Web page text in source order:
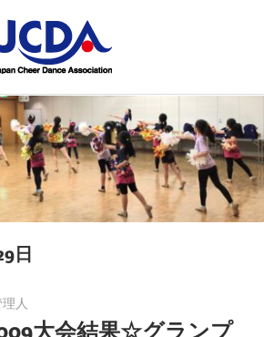
STAFF
BLOG
日
人
大会結果☆グランプ